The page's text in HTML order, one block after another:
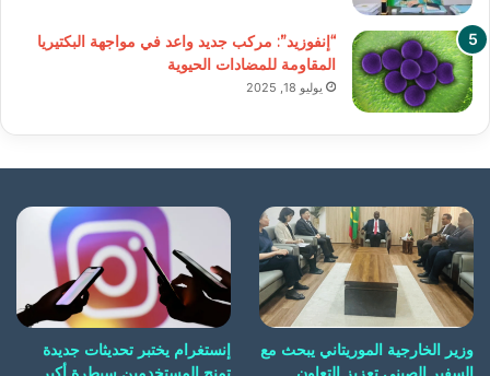
“إنفوزيد”: مركب جديد واعد في مواجهة البكتيريا
المقاومة للمضادات الحيوية
يوليو 18, 2025
وزير الخارجية الموريتاني يبحث مع
إنستغرام يختبر تحديثات جديدة